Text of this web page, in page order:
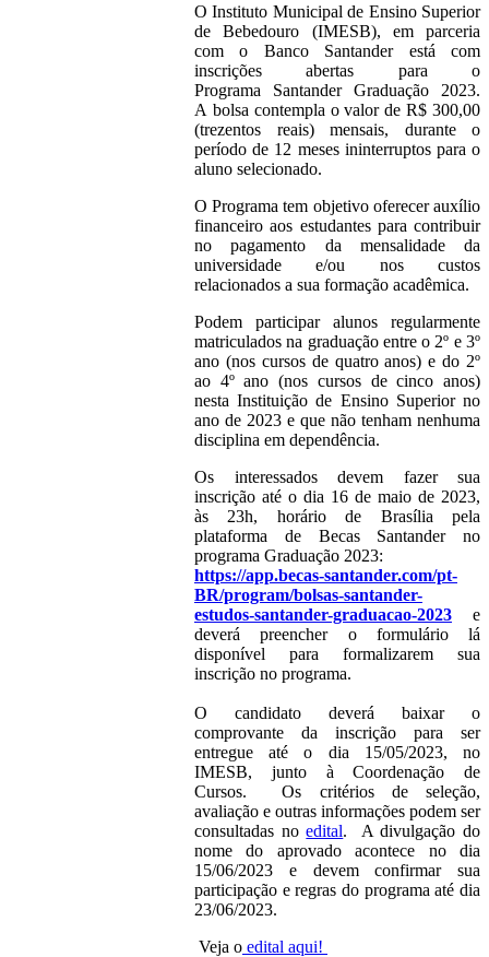
O Instituto Municipal de Ensino Superior
de Bebedouro (IMESB), em parceria
com o Banco Santander está com
inscrições abertas para o
Programa Santander Graduação 2023.
A bolsa contempla o valor de R$ 300,00
(trezentos reais) mensais, durante o
período de 12 meses ininterruptos para o
aluno selecionado.
O Programa tem objetivo oferecer auxílio
financeiro aos estudantes para contribuir
no pagamento da mensalidade da
universidade e/ou nos custos
relacionados a sua formação acadêmica.
Podem participar alunos regularmente
matriculados na graduação entre o 2º e 3º
ano (nos cursos de quatro anos) e do 2º
ao 4º ano (nos cursos de cinco anos)
nesta Instituição de Ensino Superior no
ano de 2023 e que não tenham nenhuma
disciplina em dependência.
Os interessados devem fazer sua
inscrição até o dia 16 de maio de 2023,
às 23h, horário de Brasília pela
plataforma de Becas Santander no
programa Graduação 2023:
https://app.becas-santander.com/pt-
BR/program/bolsas-santander-
estudos-santander-graduacao-2023 e
deverá preencher o formulário lá
disponível para formalizarem sua
inscrição no programa.
O candidato deverá baixar o
comprovante da inscrição para ser
entregue até o dia 15/05/2023, no
IMESB, junto à Coordenação de
Cursos. Os critérios de seleção,
avaliação e outras informações podem ser
consultadas noedital. A divulgação do
nome do aprovado acontece no dia
15/06/2023 e devem confirmar sua
participação e regras do programa até dia
23/06/2023.
Veja o edital aqui!